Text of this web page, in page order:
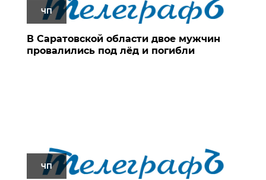
ЧП
В Саратовской области двое мужчин
провалились под лёд и погибли
ЧП